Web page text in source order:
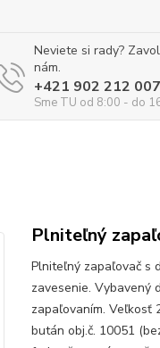
Neviete si rady?
nám.
+421 902 212 007
Sme TU od 8:00 - do
Plniteľný
Plniteľný zapaľovač s
zavesenie. Vybavený
zapaľovaním. Veľkosť
bután obj.č. 10051